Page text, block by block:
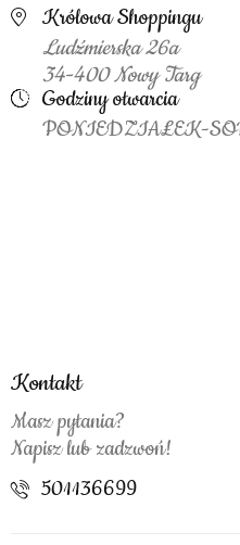
Królowa Shoppingu
Ludźmierska 26a
34-400 Nowy Targ
Godziny otwarcia
PONIEDZIAŁEK-
Kontakt
Masz pytania?
Napisz lub zadzwoń!
501136699